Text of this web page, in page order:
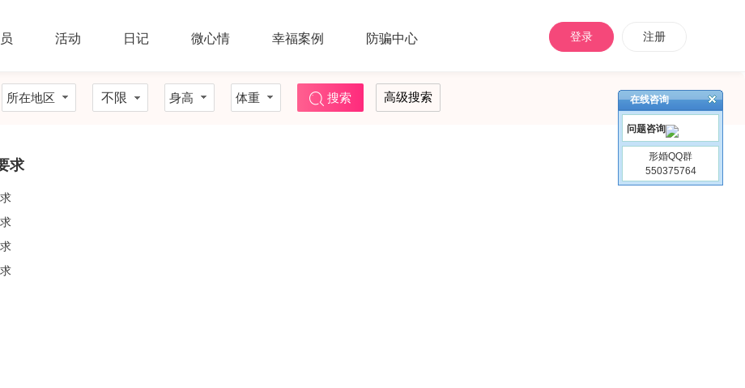
活动 日记 微心情 幸福案例 防骗中心 登录 注册
所在地区 不限 身高 体重 搜索
求
在线咨询
问题咨询
形婚QQ群
550375764